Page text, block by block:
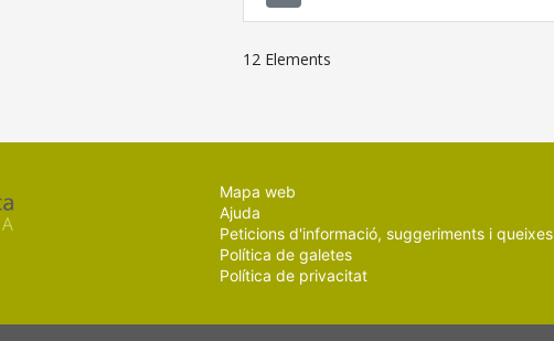
12 Elements
Mapa web
Ajuda
Peticions d'informació, suggeriments i queixes
Política de galetes
Política de privacitat